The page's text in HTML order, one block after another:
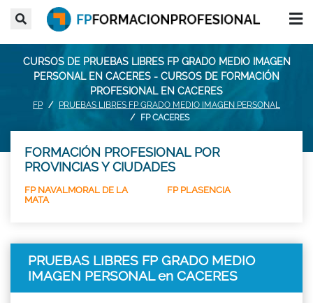
CURSOS DE PRUEBAS LIBRES FP GRADO MEDIO IMAGEN
PERSONAL EN CACERES - CURSOS DE FORMACIÓN
PROFESIONAL EN CACERES
FP
PRUEBAS LIBRES FP GRADO MEDIO IMAGEN PERSONAL
FP CACERES
FORMACIÓN PROFESIONAL POR
PROVINCIAS Y CIUDADES
FP NAVALMORAL DE LA
MATA
FP PLASENCIA
PRUEBAS LIBRES FP GRADO MEDIO
IMAGEN PERSONAL en CACERES